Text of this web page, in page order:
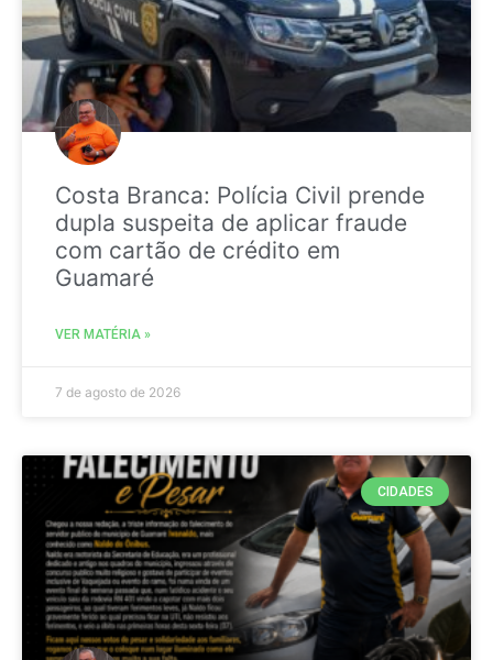
Costa Branca: Polícia Civil prende
dupla suspeita de aplicar fraude
com cartão de crédito em
Guamaré
VER MATÉRIA »
7 de agosto de 2026
CIDADES